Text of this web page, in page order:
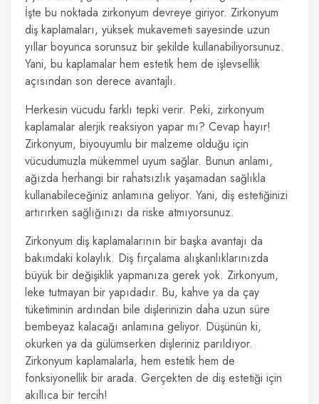
İşte bu noktada zirkonyum devreye giriyor. Zirkonyum
diş kaplamaları, yüksek mukavemeti sayesinde uzun
yıllar boyunca sorunsuz bir şekilde kullanabiliyorsunuz.
Yani, bu kaplamalar hem estetik hem de işlevsellik
açısından son derece avantajlı.
Herkesin vücudu farklı tepki verir. Peki, zirkonyum
kaplamalar alerjik reaksiyon yapar mı? Cevap hayır!
Zirkonyum, biyouyumlu bir malzeme olduğu için
vücudumuzla mükemmel uyum sağlar. Bunun anlamı,
ağızda herhangi bir rahatsızlık yaşamadan sağlıkla
kullanabileceğiniz anlamına geliyor. Yani, diş estetiğinizi
artırırken sağlığınızı da riske atmıyorsunuz.
Zirkonyum diş kaplamalarının bir başka avantajı da
bakımdaki kolaylık. Diş fırçalama alışkanlıklarınızda
büyük bir değişiklik yapmanıza gerek yok. Zirkonyum,
leke tutmayan bir yapıdadır. Bu, kahve ya da çay
tüketiminin ardından bile dişlerinizin daha uzun süre
bembeyaz kalacağı anlamına geliyor. Düşünün ki,
okurken ya da gülümserken dişleriniz parıldıyor.
Zirkonyum kaplamalarla, hem estetik hem de
fonksiyonellik bir arada. Gerçekten de diş estetiği için
akıllıca bir tercih!